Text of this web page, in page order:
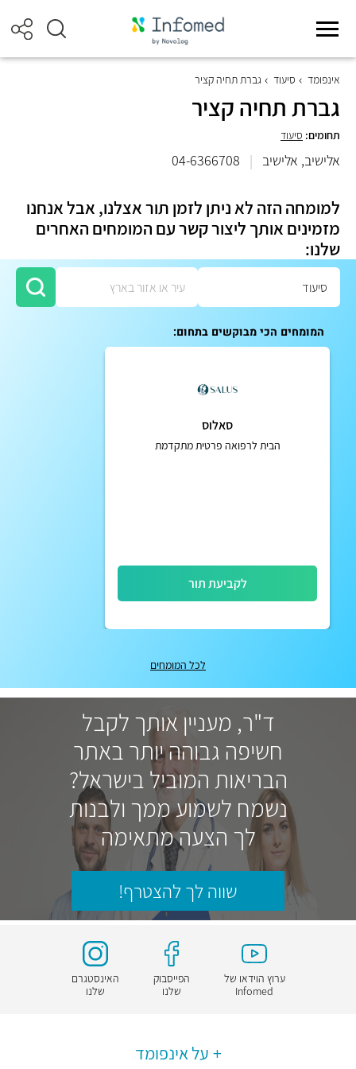
אינפומד סיעוד גברת תחיה קציר
גברת תחיה קציר
תחומים: סיעוד
אלישיב, אלישיב |
04-6366708
למומחה הזה לא ניתן לזמן תור אצלנו, אבל אנחנו
מזמינים אותך ליצור קשר עם המומחים האחרים
שלנו:
המומחים הכי מבוקשים בתחום:
סאלוס
הבית לרפואה פרטית מתקדמת
לקביעת תור
לכל המומחים
ד"ר, מעניין אותך לקבל
חשיפה גבוהה יותר באתר
הבריאות המוביל בישראל?
נשמח לשמוע ממך ולבנות
לך הצעה מתאימה
שווה לך להצטרף!
ערוץ הוידאו של
Infomed
הפייסבוק
שלנו
האינסטגרם
שלנו
על אינפומד